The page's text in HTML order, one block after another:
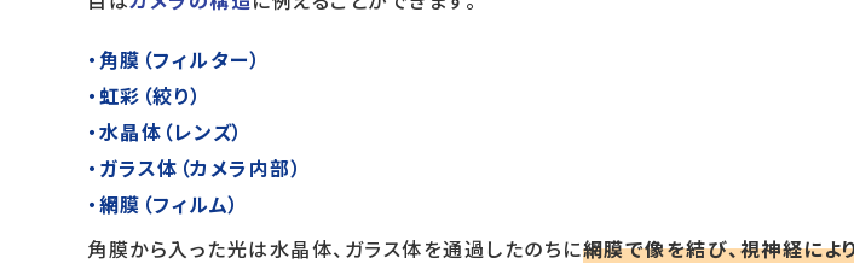
・角膜（フィルター）
・虹彩（絞り）
・水晶体（レンズ）
・ガラス体（カメラ内部）
・網膜（フィルム）
角膜から入った光は水晶体、ガラス体を通過したのちに網膜で像を結び、視神経に